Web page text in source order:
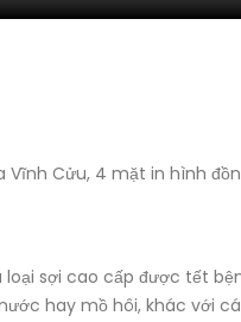
Cửu, 4 mặt in hình
sợi cao cấp được tết
hay mồ hôi, khác với